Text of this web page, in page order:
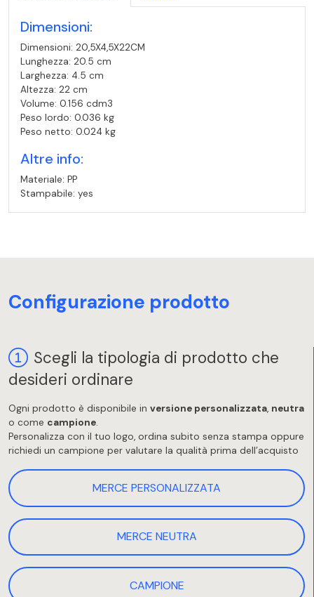
Dimensioni:
Dimensioni: 20,5X4,5X22CM
Lunghezza: 20.5 cm
Larghezza: 4.5 cm
Altezza: 22 cm
Volume: 0.156 cdm3
Peso lordo: 0.036 kg
Peso netto: 0.024 kg
Altre info:
Materiale: PP
Stampabile: yes
Configurazione prodotto
Scegli la tipologia di prodotto che
desideri ordinare
Ogni prodotto è disponibile in versione personalizzata, neutra
o come campione.
Personalizza con il tuo logo, ordina subito senza stampa oppure
richiedi un campione per valutare la qualità prima dell’acquisto
MERCE PERSONALIZZATA
MERCE NEUTRA
CAMPIONE